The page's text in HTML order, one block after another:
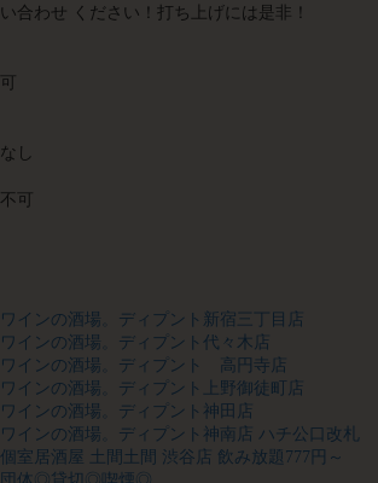
い合わせ ください！打ち上げには是非！
可
なし
不可
ワインの酒場。ディプント新宿三丁目店
ワインの酒場。ディプント代々木店
ワインの酒場。ディプント 高円寺店
ワインの酒場。ディプント上野御徒町店
ワインの酒場。ディプント神田店
ワインの酒場。ディプント神南店 ハチ公口改札
個室居酒屋 土間土間 渋谷店 飲み放題777円～